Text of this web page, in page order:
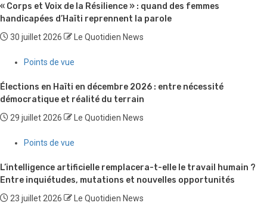
« Corps et Voix de la Résilience » : quand des femmes
handicapées d’Haïti reprennent la parole
30 juillet 2026 Le Quotidien News
Points de vue
Élections en Haïti en décembre 2026 : entre nécessité
démocratique et réalité du terrain
29 juillet 2026 Le Quotidien News
Points de vue
L’intelligence artificielle remplacera-t-elle le travail humain ?
Entre inquiétudes, mutations et nouvelles opportunités
23 juillet 2026 Le Quotidien News